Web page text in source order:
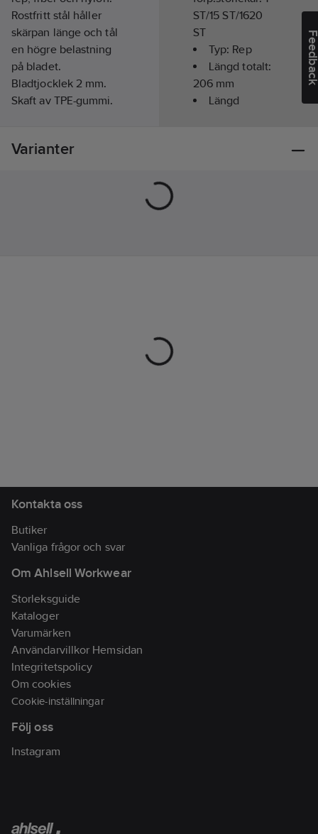
Rostfritt stål håller
skärpan länge och tål
en högre belastning
på bladet.
Bladtjocklek 2 mm.
Skaft av TPE-gummi.
Ean
ST/15 ST/1620
ST
Typ: Rep
Längd totalt:
206 mm
Längd
Varianter
Kontakta oss
Butiker
Vanliga frågor och svar
Om Ahlsell Workwear
Storleksguide
Kataloger
Varumärken
Användarvillkor Hemsidan
Integritetspolicy
Om cookies
Cookie-inställningar
Följ oss
Instagram